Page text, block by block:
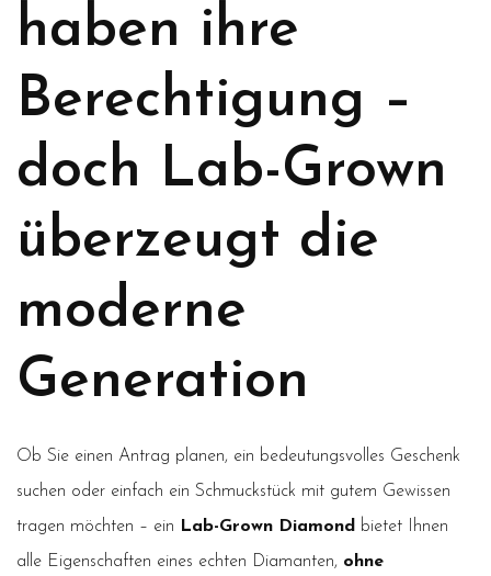
haben ihre
Berechtigung –
doch Lab-Grown
überzeugt die
moderne
Generation
Ob Sie einen Antrag planen, ein bedeutungsvolles Geschenk
suchen oder einfach ein Schmuckstück mit gutem Gewissen
tragen möchten – ein
Lab-Grown Diamond bietet Ihnen
alle Eigenschaften eines echten Diamanten, ohne